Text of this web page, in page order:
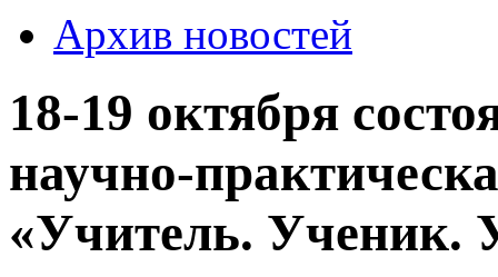
Архив новостей
18-19 октября
научно-
«Учитель. Ученик.